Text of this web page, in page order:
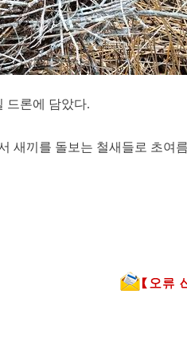
드론에 담았다.
새끼를 돌보는 철새들로 초여